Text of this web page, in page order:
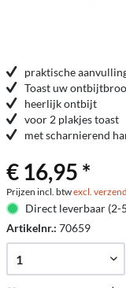
praktische
Toast uw
heerlijk ontbijt
voor 2 plakjes toast
met scharnierend
€ 16,95 *
Prijzen incl. btwexcl.
Direct leverbaar (2-
Artikelnr.: 70659